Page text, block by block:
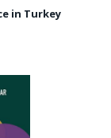
in Turkey